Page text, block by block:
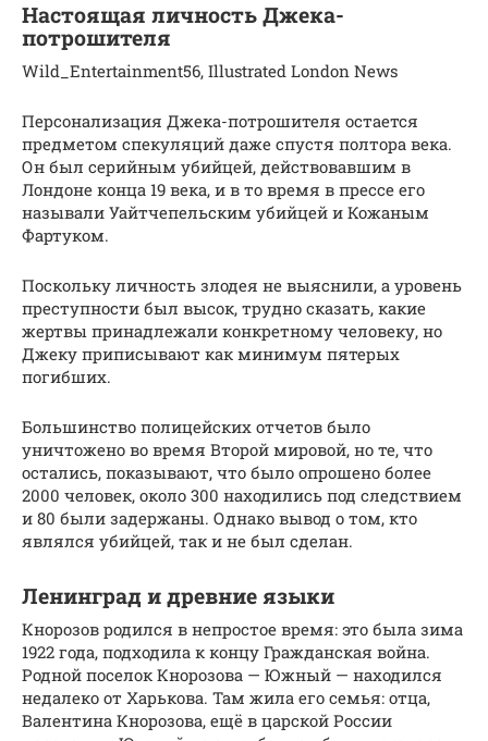
Настоящая личность Джека-
потрошителя
Wild_Entertainment56, Illustrated London News
Персонализация Джека-потрошителя остается
предметом спекуляций даже спустя полтора века.
Он был серийным убийцей, действовавшим в
Лондоне конца 19 века, и в то время в прессе его
называли Уайтчепельским убийцей и Кожаным
Фартуком.
Поскольку личность злодея не выяснили, а уровень
преступности был высок, трудно сказать, какие
жертвы принадлежали конкретному человеку, но
Джеку приписывают как минимум пятерых
погибших.
Большинство полицейских отчетов было
уничтожено во время Второй мировой, но те, что
остались, показывают, что было опрошено более
2000 человек, около 300 находились под следствием
и 80 были задержаны. Однако вывод о том, кто
являлся убийцей, так и не был сделан.
Ленинград и древние языки
Кнорозов родился в непростое время: это была зима
1922 года, подходила к концу Гражданская война.
Родной поселок Кнорозова — Южный — находился
недалеко от Харькова. Там жила его семья: отца,
Валентина Кнорозова, ещё в царской России